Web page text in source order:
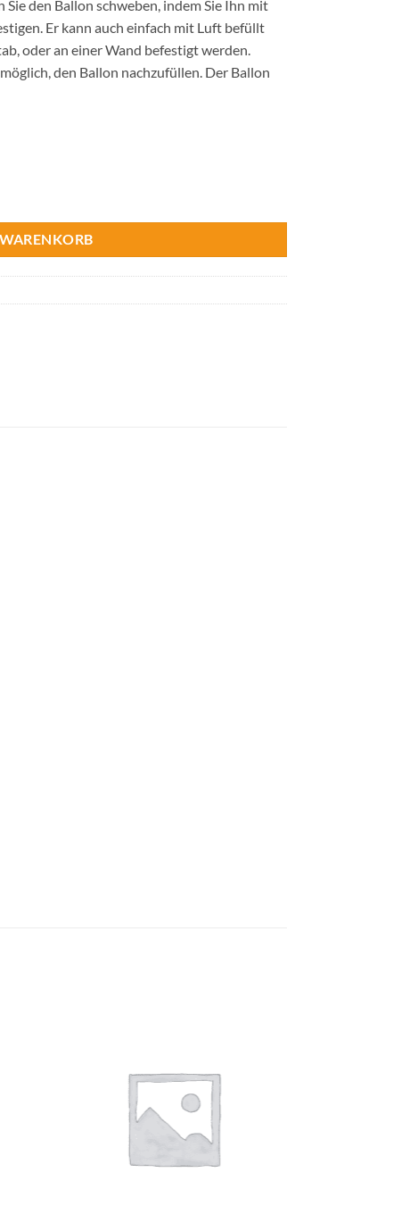
den Ballon schweben, indem Sie Ihn mit
Er kann auch einfach mit Luft befüllt
oder an einer Wand befestigt werden.
den Ballon nachzufüllen. Der Ballon